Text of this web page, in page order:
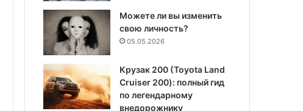
Можете ли вы изменить
свою личность?
05.05.2026
Крузак 200 (Toyota Land
Cruiser 200): полный гид
по легендарному
внедорожнику